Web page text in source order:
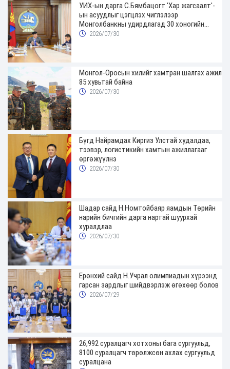
УИХ-ын дарга С.Бямбацогт 'Хар жагсаалт'-
ын асуудлыг цэгцлэх чиглэлээр
Монголбанкны удирдлагад 30 хоногийн
хугацаатай үүрэг өглөө
2026/07/30
Монгол-Оросын хилийг хамтран шалгах ажил
85 хувьтай байна
2026/07/30
Бүгд Найрамдах Киргиз Улстай худалдаа,
тээвэр, логистикийн хамтын ажиллагааг
өргөжүүлнэ
2026/07/30
Шадар сайд Н.Номтойбаяр яамдын Төрийн
нарийн бичгийн дарга нартай шуурхай
хуралдлаа
2026/07/30
Ерөнхий сайд Н.Учрал олимпиадын хүрээнд
гарсан зардлыг шийдвэрлэж өгөхөөр болов
2026/07/29
26,992 суралцагч хотхоны бага сургуульд,
8100 суралцагч төрөлжсөн ахлах сургуульд
суралцана